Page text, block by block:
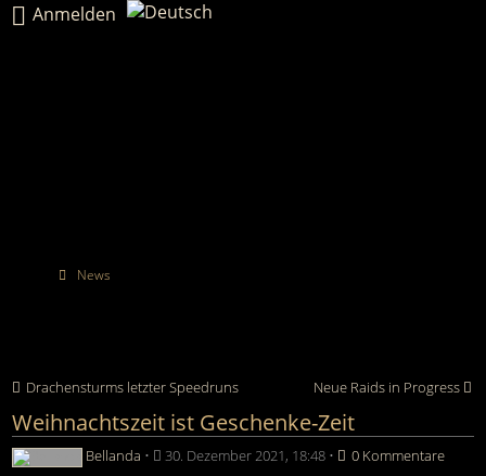
Anmelden
News
Drachensturms letzter Speedruns Neue Raids in Progress
Weihnachtszeit ist Geschenke-Zeit
Bellanda • 30. Dezember 2021, 18:48 •
0 Kommentare